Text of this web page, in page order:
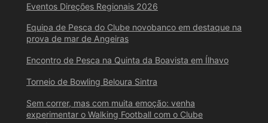
Eventos Direções Regionais 2026
Equipa de Pesca do Clube novobanco em destaque na
prova de mar de Angeiras
Encontro de Pesca na Quinta da Boavista em Ílhavo
Torneio de Bowling Beloura Sintra
Sem correr, mas com muita emoção: venha
experimentar o Walking Football com o Clube